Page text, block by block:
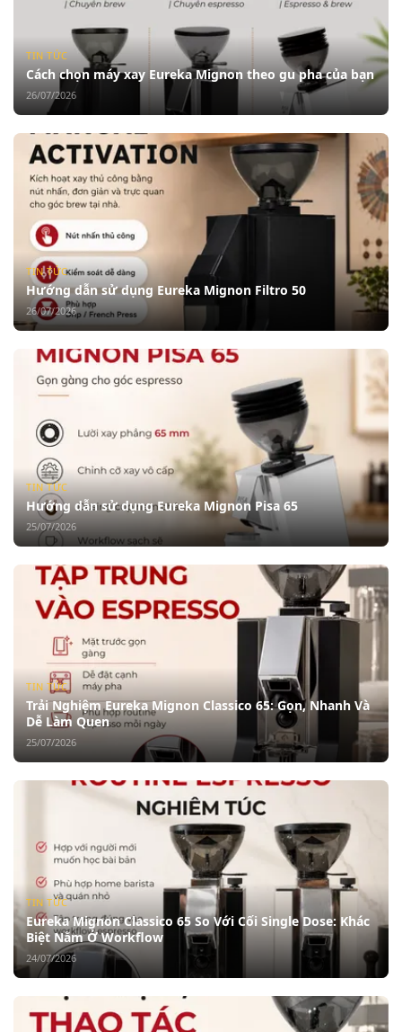
TIN TỨC
Cách chọn máy xay Eureka Mignon theo gu pha của bạn
26/07/2026
TIN TỨC
Hướng dẫn sử dụng Eureka Mignon Filtro 50
26/07/2026
TIN TỨC
Hướng dẫn sử dụng Eureka Mignon Pisa 65
25/07/2026
TIN TỨC
Trải Nghiệm Eureka Mignon Classico 65: Gọn, Nhanh Và
Dễ Làm Quen
25/07/2026
TIN TỨC
Eureka Mignon Classico 65 So Với Cối Single Dose: Khác
Biệt Nằm Ở Workflow
24/07/2026